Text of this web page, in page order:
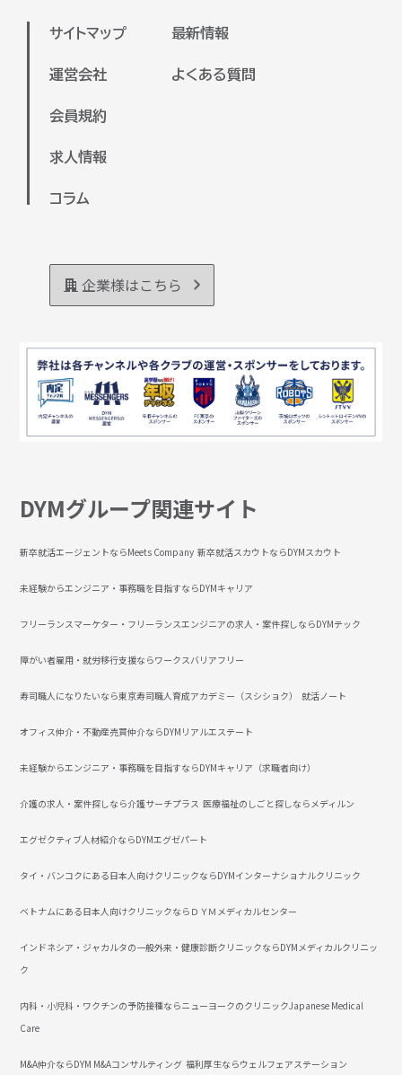
とで、より適した求人を見つけやすくな
一緒に、希望や目標を整理しながら進め
キャリアアドバイザーと面談していただ
いた上で、あなたに合った企業をご紹介
サイトマップ
運営会社
会員規約
求人情報
コラム
最新情報
よくある質問
企業様はこちら
DYMグループ関連サイト
新卒就活エージェントならMeets Company 新卒就活スカウトならDYMスカウト
未経験からエンジニア・事務職を目指すならDYMキャリア
フリーランスマーケター・フリーランスエンジニアの求人・案件探しならDYMテック
障がい者雇用・就労移行支援ならワークスバリアフリー
寿司職人になりたいなら東京寿司職人育成アカデミー（スシショク） 就活ノート
オフィス仲介・不動産売買仲介ならDYMリアルエステート
未経験からエンジニア・事務職を目指すならDYMキャリア（求職者向け）
介護の求人・案件探しなら介護サーチプラス 医療福祉のしごと探しならメディルン
エグゼクティブ人材紹介ならDYMエグゼパート
タイ・バンコクにある日本人向けクリニックならDYMインターナショナルクリニック
ベトナムにある日本人向けクリニックならＤＹＭメディカルセンター
インドネシア・ジャカルタの一般外来・健康診断クリニックならDYMメディカルクリニッ
ク
内科・小児科・ワクチンの予防接種ならニューヨークのクリニックJapanese Medical
Care
M&A仲介ならDYM M&Aコンサルティング 福利厚生ならウェルフェアステーション